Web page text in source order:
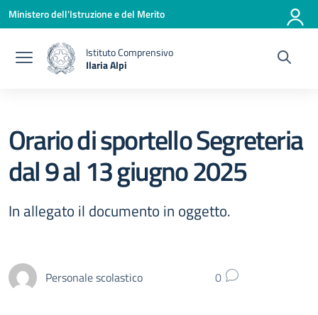
Vai ai contenuti
Vai al menu di navigazione
Vai al footer
Ministero dell'Istruzione e del Merito
Istituto Comprensivo
Ilaria Alpi
Orario di sportello Segreteria
dal 9 al 13 giugno 2025
In allegato il documento in oggetto.
Personale scolastico 0